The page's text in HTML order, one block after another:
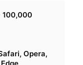
100,000
Opera,